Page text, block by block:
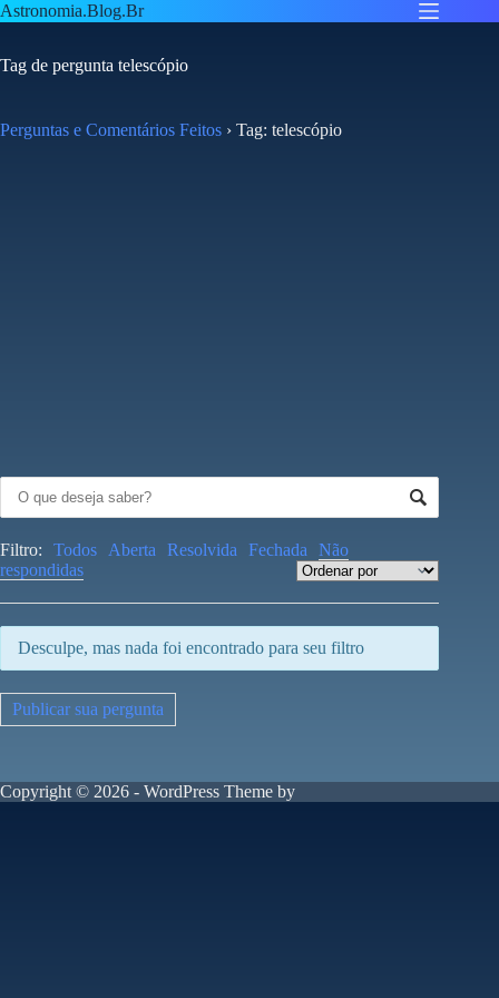
Pular
para
conteúdo
Astronomia.Blog.Br
Tag de pergunta telescópio
Perguntas e Comentários Feitos › Tag: telescópio
Filtro: Todos Aberta Resolvida Fechada
Não
respondidas
Desculpe, mas nada foi encontrado para seu filtro
Publicar sua pergunta
Copyright © 2026 - WordPress Theme by